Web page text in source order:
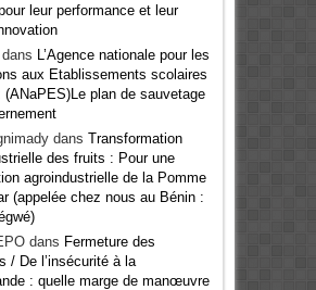
leur performance et leur
L’Agence nationale pour les
aux Etablissements scolaires
(ANaPES)Le plan de sauvetage
dans Transformation
des fruits : Pour une
agroindustrielle de la Pomme
(appelée chez nous au Bénin :
dans Fermeture des
/ De l’insécurité à la
: quelle marge de manœuvre